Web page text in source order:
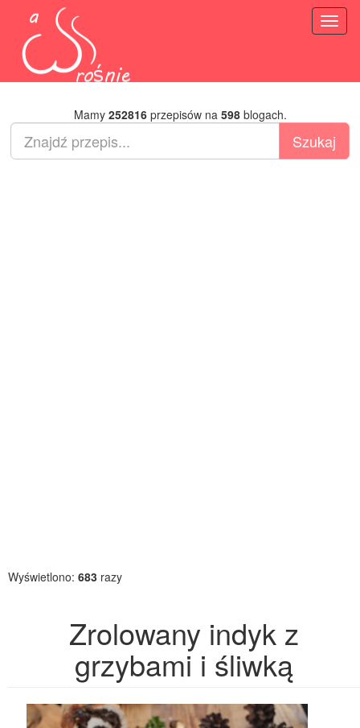
Mamy 252816przepisów na 598blogach.
Wyświetlono: 683 razy
Zrolowany indyk z
grzybami i śliwką